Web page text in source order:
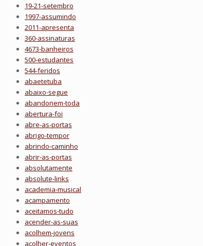
19-21-setembro
1997-assumindo
2011-apresenta
360-assinaturas
4673-banheiros
500-estudantes
544-feridos
abaetetuba
abaixo-segue
abandonem-toda
abertura-foi
abre-as-portas
abrigo-tempor
abrindo-caminho
abrir-as-portas
absolutamente
absolute-links
academia-musical
acampamento
aceitamos-tudo
acender-as-suas
acolhem-jovens
acolher-eventos